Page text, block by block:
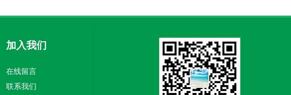
加入我们
在线留言
联系我们